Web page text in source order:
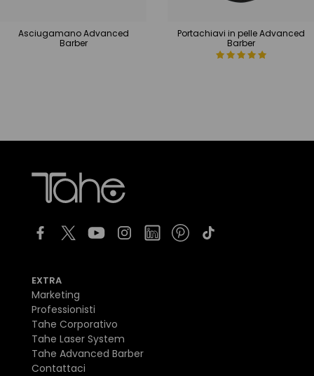
Asciugamano Advanced
Barber
Portachiavi in pelle Advanced
Barber
EXTRA
Marketing
Professionisti
Tahe Corporativo
Tahe Laser System
Tahe Advanced Barber
Contattaci